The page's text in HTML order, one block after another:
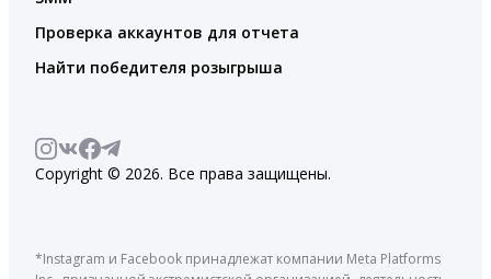
Проверка аккаунтов для отчета
Найти победителя розыгрыша
Copyright © 2026. Все права защищены.
*Instagram и Facebook принадлежат компании Meta Platforms